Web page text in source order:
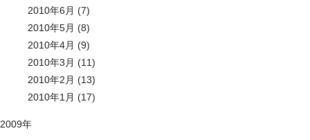
2010年6月 (7)
2010年5月 (8)
2010年4月 (9)
2010年3月 (11)
2010年2月 (13)
2010年1月 (17)
2009年